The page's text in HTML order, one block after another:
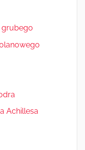
grubego
Achillesa